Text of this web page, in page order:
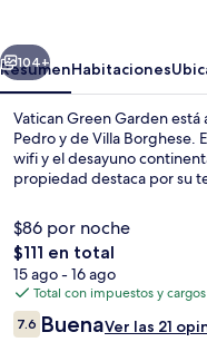
Siguiente
104+
ResumenHabitaciones
Vatican Green Garden está
Pedro y de Villa Borghese.
wifi y el desayuno
propiedad destaca por su
$86 por noche
El
precio
total
es
de
$111 en total
15 ago - 16 ago
Total con impuestos y cargos
Opiniones
7.67.6 de 10,
BuenaVer las 21